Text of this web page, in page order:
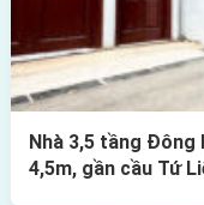
Nhà 3,5 tầng Đông
4,5m, gần cầu Tứ